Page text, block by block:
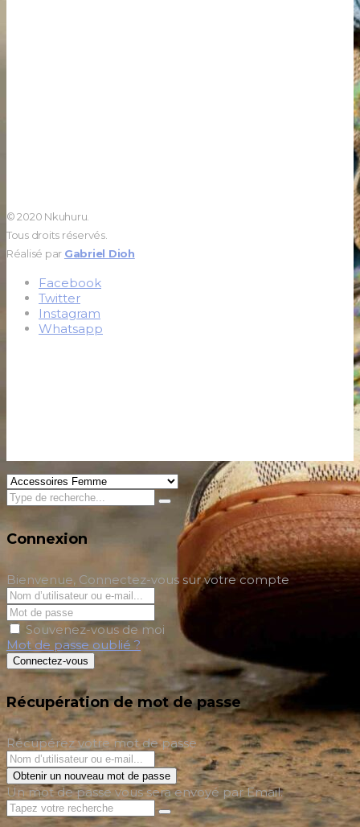
© 2020 Nkuhuru.
Tous droits réservés.
Réalisé par Gabriel Dioh
Facebook
Twitter
Instagram
Whatsapp
Connexion
Bienvenue, Connectez-vous sur votre compte
Souvenez-vous de moi
Mot de passe oublié ?
Connectez-vous
Récupération de mot de passe
Récupérez votre mot de passe
Obtenir un nouveau mot de passe
Un mot de passe vous sera envoyé par Email.